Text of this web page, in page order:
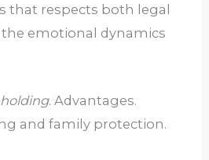
that respects both legal
emotional dynamics
holding. Advantages.
and family protection.